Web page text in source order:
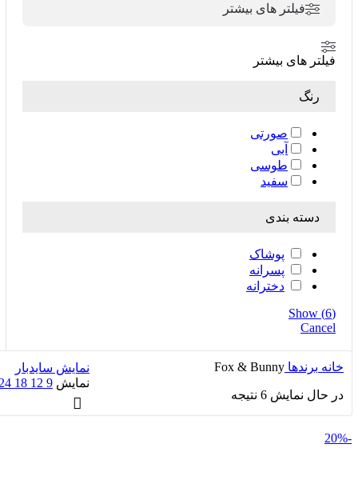
فیلتر های بیشتر
فیلتر های بیشتر
رنگ
صورتی
آبی
طوسی
سفید
دسته بندی
پوشاک
پسرانه
دخترانه
Show (6)
Cancel
خانه برندها Fox & Bunny
در حال نمایش 6 نتیجه
نمایش سایدبار
نمایش 9
12
18
-20%